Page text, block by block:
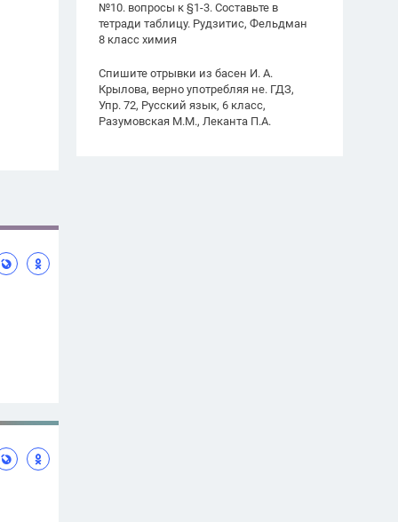
№10. вопросы к §1-3. Составьте в
тетради таблицу. Рудзитис, Фельдман
8 класс химия
Спишите отрывки из басен И. А.
Крылова, верно употребляя не. ГДЗ,
Упр. 72, Русский язык, 6 класс,
Разумовская М.М., Леканта П.А.